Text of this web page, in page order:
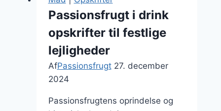
Passionsfrugt i drink
opskrifter til festlige
lejligheder
AfPassionsfrugt 27. december
2024
Passionsfrugtens oprindelse og